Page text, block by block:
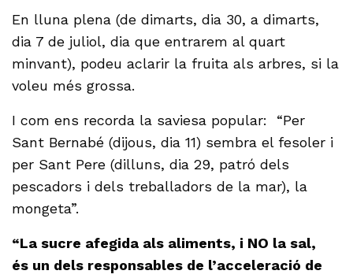
En lluna plena (de dimarts, dia 30, a dimarts,
dia 7 de juliol, dia que entrarem al quart
minvant), podeu aclarir la fruita als arbres, si la
voleu més grossa.
I com ens recorda la saviesa popular: “Per
Sant Bernabé (dijous, dia 11) sembra el fesoler i
per Sant Pere (dilluns, dia 29, patró dels
pescadors i dels treballadors de la mar), la
mongeta”.
“La sucre afegida als aliments, i NO la sal,
és un dels responsables de l’acceleració de